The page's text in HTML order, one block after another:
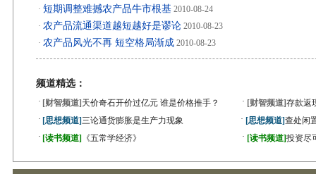
· 短期调整难撼农产品牛市根基 2010-08-24
· 农产品流通渠道越短越好是谬论 2010-08-23
· 农产品风光不再 短空格局渐成 2010-08-23
频道精选：
· [财智频道] 天价奇石开价过亿元 谁是价格推手？ · [财智频道]存款返
· [思想频道]三论通货膨胀是生产力现象 · [思想频道]查处闲
· [读书频道] 《五常学经济》 · [读书频道]投资尽